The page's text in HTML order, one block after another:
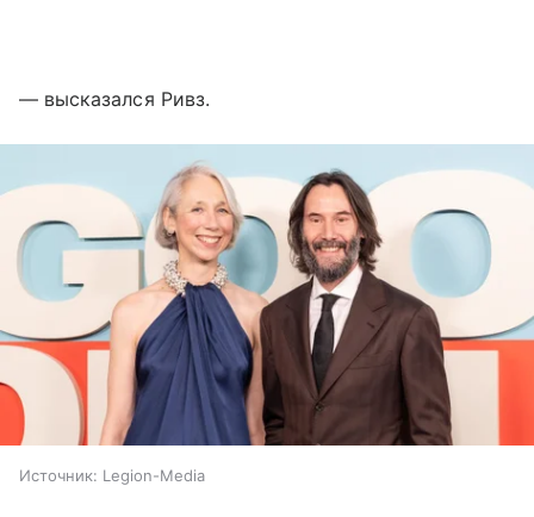
— высказался Ривз.
Источник: Legion-Media